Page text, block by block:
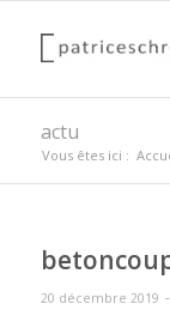
actu
Vous êtes ici :
20 décembre 2019 -